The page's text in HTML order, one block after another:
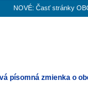
NOVÉ: Časť stránky
písomná zmienka o